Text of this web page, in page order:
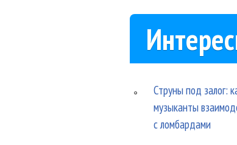
Струны под залог:
музыканты
с ломбардами